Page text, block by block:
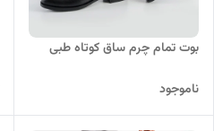
بوت تمام چرم ساق کوتاه طبی
ناموجود